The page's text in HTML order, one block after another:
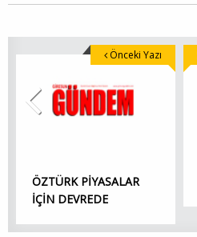
ÖZTÜRK PİYASALAR
İÇİN DEVREDE
Önceki Yazı